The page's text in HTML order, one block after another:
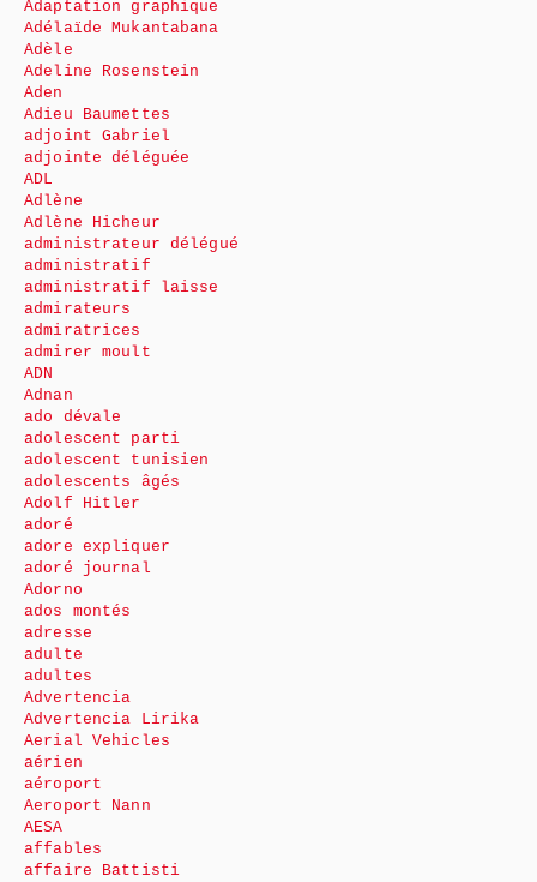
Adaptation graphique
Adélaïde Mukantabana
Adèle
Adeline Rosenstein
Aden
Adieu Baumettes
adjoint Gabriel
adjointe déléguée
ADL
Adlène
Adlène Hicheur
administrateur délégué
administratif
administratif laisse
admirateurs
admiratrices
admirer moult
ADN
Adnan
ado dévale
adolescent parti
adolescent tunisien
adolescents âgés
Adolf Hitler
adoré
adore expliquer
adoré journal
Adorno
ados montés
adresse
adulte
adultes
Advertencia
Advertencia Lirika
Aerial Vehicles
aérien
aéroport
Aeroport Nann
AESA
affables
affaire Battisti